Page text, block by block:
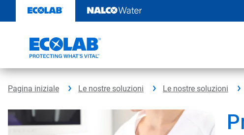
contenuto
Pagina iniziale Le nostre soluzioni Le nostre soluzioni